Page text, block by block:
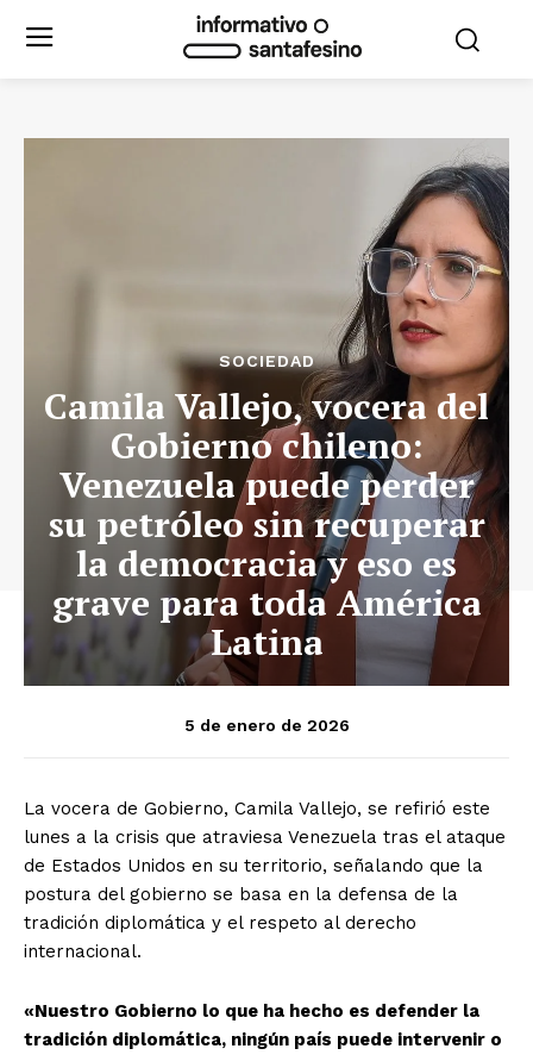
SOCIEDAD
Camila Vallejo, vocera del
Gobierno chileno:
Venezuela puede perder
su petróleo sin recuperar
la democracia y eso es
grave para toda América
Latina
5 de enero de 2026
La vocera de Gobierno, Camila Vallejo, se refirió este
lunes a la crisis que atraviesa Venezuela tras el ataque
de Estados Unidos en su territorio, señalando que la
postura del gobierno se basa en la defensa de la
tradición diplomática y el respeto al derecho
internacional.
«Nuestro Gobierno lo que ha hecho es defender la
tradición diplomática, ningún país puede intervenir o